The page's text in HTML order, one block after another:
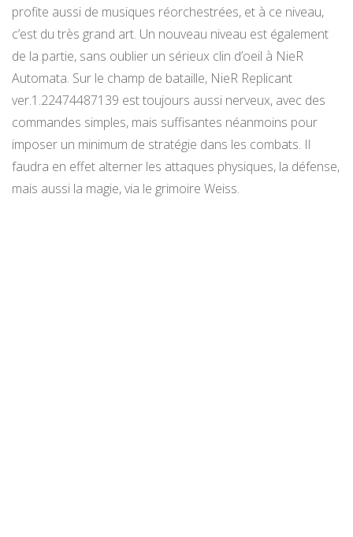
profite aussi de musiques réorchestrées, et à ce niveau,
c’est du très grand art. Un nouveau niveau est également
de la partie, sans oublier un sérieux clin d’oeil à NieR
Automata. Sur le champ de bataille, NieR Replicant
ver.1.22474487139 est toujours aussi nerveux, avec des
commandes simples, mais suffisantes néanmoins pour
imposer un minimum de stratégie dans les combats. Il
faudra en effet alterner les attaques physiques, la défense,
mais aussi la magie, via le grimoire Weiss.